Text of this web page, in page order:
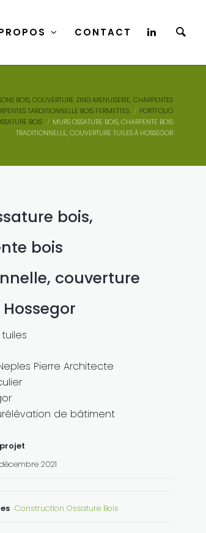
CONTACT
BOIS, COUVERTURE ZING MENUISERIE, CHARPENTES
TARDITIONNELLE BOIS FERMETTES
PORTFOLIO
BOIS
MURS OSSATURE BOIS, CHARPENTE BOIS
TRADITIONNELLE, COUVERTURE TUILES À HOSSEGOR
bois,
bois
couverture
Pierre Architecte
de bâtiment
2021
Construction Ossature Bois